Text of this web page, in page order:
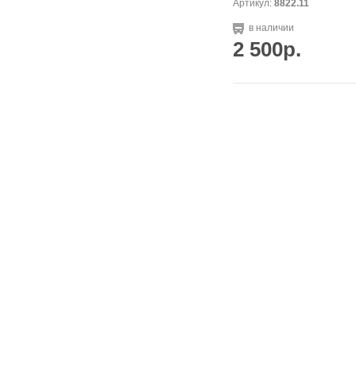
Артикул: 8822.11
в наличии
2 500р.